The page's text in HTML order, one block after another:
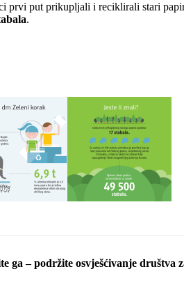
prvi put prikupljali i reciklirali stari
.
ga – podržite osvješćivanje društva